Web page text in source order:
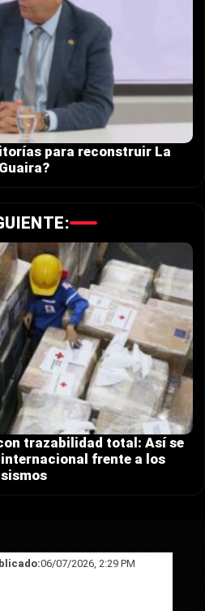
para reconstruir La
Guaira?
trazabilidad total: Así se
frente a los
sismos
06/07/2026, 2:29 PM